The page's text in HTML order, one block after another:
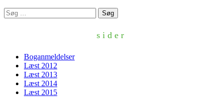
Søg
efter:
sider
Boganmeldelser
Læst 2012
Læst 2013
Læst 2014
Læst 2015